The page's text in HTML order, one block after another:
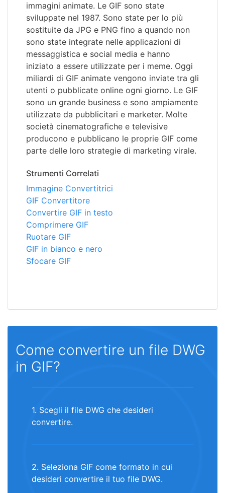
immagini animate. Le GIF sono state
sviluppate nel 1987. Sono state per lo più
sostituite da JPG e PNG fino a quando non
sono state integrate nelle applicazioni di
messaggistica e social media e hanno
iniziato a essere utilizzate per i meme. Oggi
miliardi di GIF animate vengono inviate tra gli
utenti o pubblicate online ogni giorno. Le GIF
sono un grande business e sono ampiamente
utilizzate da pubblicitari e marketer. Molte
società cinematografiche e televisive
producono e pubblicano le proprie GIF come
parte delle loro strategie di marketing virale.
Strumenti Correlati
Immagine Convertitrici
GIF Convertitore
Convertire GIF in testo
Comprimere GIF
Ruotare GIF
GIF in bianco e nero
Sfocare GIF
Come convertire un file DWG
in GIF?
1. Scegli il file DWG che desideri
convertire.
2. Seleziona GIF come formato in cui
desideri convertire il tuo file DWG.